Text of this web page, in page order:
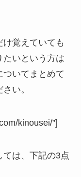
覚えていても
たいという方は
ついてまとめて
い。
kinousei/”]
は、下記の3点